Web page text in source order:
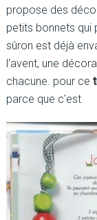
propose des
petits bonnets
sûron est déjà
l'avent, une
chacune. pour ce
parce que c'est